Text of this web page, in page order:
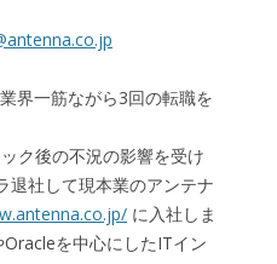
界一筋ながら3回の転職を
ク後の不況の影響を受け
退社して現本業のアンテナ
に入社しま
を中心にしたITイン